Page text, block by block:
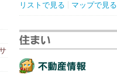
リストで見る マップで見る